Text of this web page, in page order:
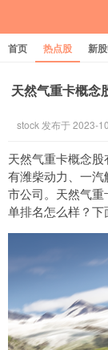
首页 热点股 新
天然气重卡概念
stock 发布于 2023-
天然气重卡概念
有潍柴动力、一
市公司。天然气
单排名怎么样？下